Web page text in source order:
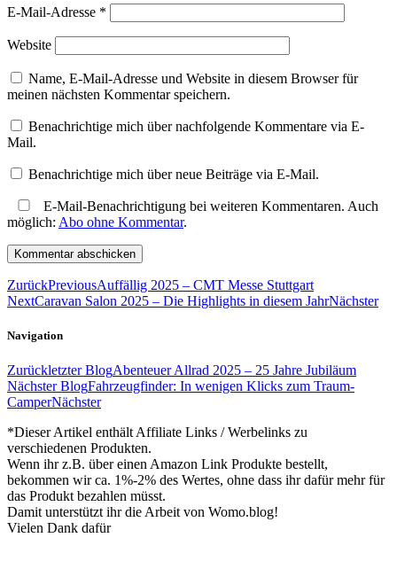
E-Mail-Adresse *
Website
Name, E-Mail-Adresse und Website in diesem Browser für
meinen nächsten Kommentar speichern.
Benachrichtige mich über nachfolgende Kommentare via E-
Mail.
Benachrichtige mich über neue Beiträge via E-Mail.
E-Mail-Benachrichtigung bei weiteren Kommentaren. Auch
möglich: Abo ohne Kommentar.
ZurückPreviousAuffällig 2025 – CMT Messe Stuttgart
NextCaravan Salon 2025 – Die Highlights in diesem JahrNächster
Navigation
Zurückletzter BlogAbenteuer Allrad 2025 – 25 Jahre Jubiläum
Nächster BlogFahrzeugfinder: In wenigen Klicks zum Traum-
CamperNächster
*Dieser Artikel enthält Affiliate Links / Werbelinks zu
verschiedenen Produkten.
Wenn ihr z.B. über einen Amazon Link Produkte bestellt,
bekommen wir ca. 1%-2% des Wertes, ohne dass ihr dafür mehr für
das Produkt bezahlen müsst.
Damit unterstützt ihr die Arbeit von Womo.blog!
Vielen Dank dafür